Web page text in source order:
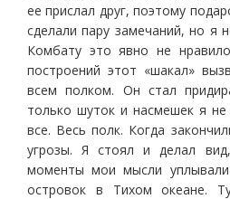
ее прислал друг, поэтому
сделали пару замечаний, но я
Комбату это явно не
построений этот «шакал»
всем полком. Он стал
только шуток и насмешек я
все. Весь полк. Когда
угрозы. Я стоял и делал
моменты мои мысли
островок в Тихом океане.